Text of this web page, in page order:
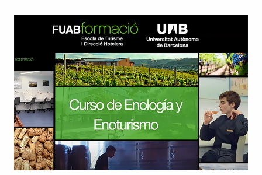
EL
PREMI
AL
MÉRIT
PERIODÍSTIC
DE
MÀ
DE
L’ASSOCIACIÓ
CATALANA
D’ENÒLEGS